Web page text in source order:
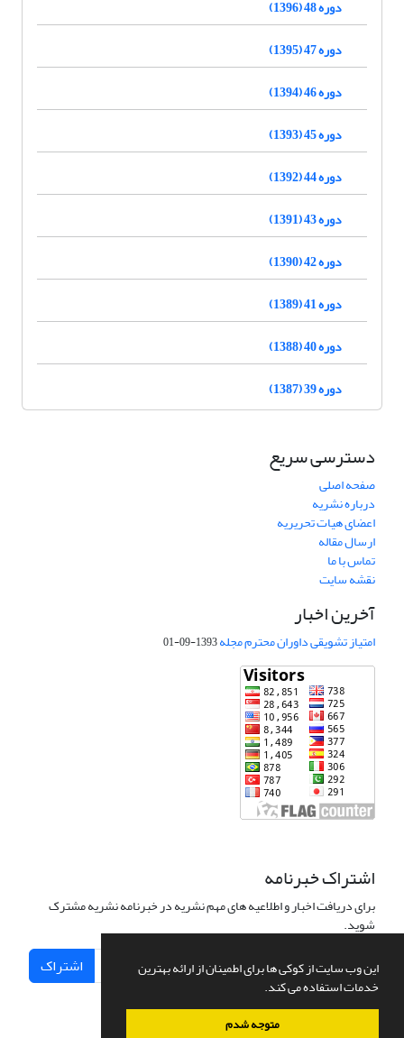
این وب سایت از کوکی ها برای اطمینان از ارائه بهترین
خدمات استفاده می کند.
متوجه شدم
دوره 48 (1396)
دوره 47 (1395)
دوره 46 (1394)
دوره 45 (1393)
دوره 44 (1392)
دوره 43 (1391)
دوره 42 (1390)
دوره 41 (1389)
دوره 40 (1388)
دوره 39 (1387)
دسترسی سریع
صفحه اصلی
درباره نشریه
اعضای هیات تحریریه
ارسال مقاله
تماس با ما
نقشه سایت
آخرین اخبار
امتیاز تشویقی داوران محترم مجله1393-09-01
اشتراک خبرنامه
برای دریافت اخبار و اطلاعیه های مهم نشریه در خبرنامه نشریه مشترک
شوید.
اشتراک